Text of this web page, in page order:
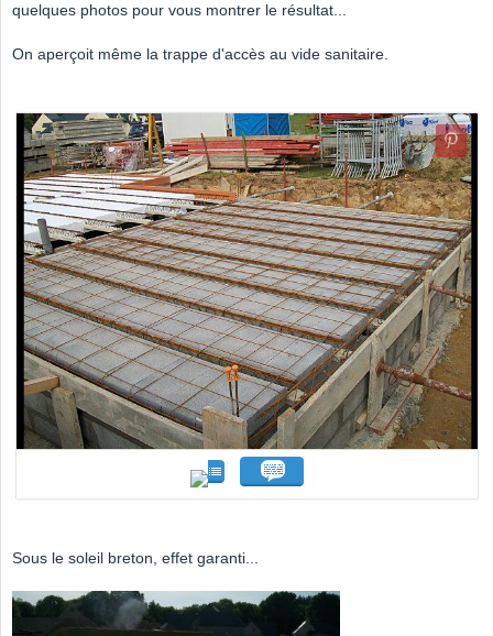
quelques photos pour vous montrer le résultat...
On aperçoit même la trappe d'accès au vide sanitaire.
Sous le soleil breton, effet garanti...